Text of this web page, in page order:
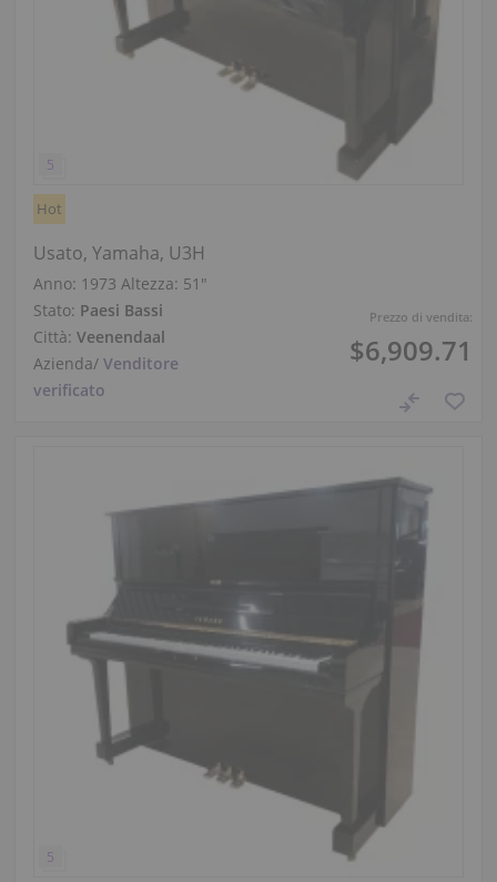
Prezzo di vendita:
$6,909.71
Hot
Usato, Yamaha, U3H
Anno: 1973 Altezza: 51″
Stato: Paesi Bassi
Città: Veenendaal
Azienda/ Venditore
verificato